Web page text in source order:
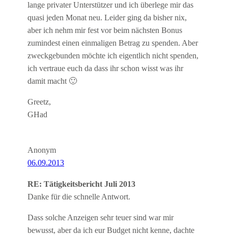
lange privater Unterstützer und ich überlege mir das
quasi jeden Monat neu. Leider ging da bisher nix,
aber ich nehm mir fest vor beim nächsten Bonus
zumindest einen einmaligen Betrag zu spenden. Aber
zweckgebunden möchte ich eigentlich nicht spenden,
ich vertraue euch da dass ihr schon wisst was ihr
damit macht 🙂
Greetz,
GHad
Anonym
06.09.2013
RE: Tätigkeitsbericht Juli 2013
Danke für die schnelle Antwort.
Dass solche Anzeigen sehr teuer sind war mir
bewusst, aber da ich eur Budget nicht kenne, dachte